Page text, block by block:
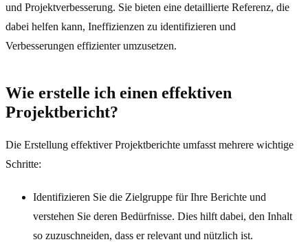
und Projektverbesserung. Sie bieten eine detaillierte Referenz, die
dabei helfen kann, Ineffizienzen zu identifizieren und
Verbesserungen effizienter umzusetzen.
Wie erstelle ich einen effektiven
Projektbericht?
Die Erstellung effektiver Projektberichte umfasst mehrere wichtige
Schritte:
Identifizieren Sie die Zielgruppe für Ihre Berichte und
verstehen Sie deren Bedürfnisse. Dies hilft dabei, den Inhalt
so zuzuschneiden, dass er relevant und nützlich ist.